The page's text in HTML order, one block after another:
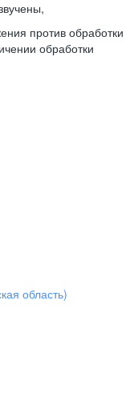
против обработки
обработки
область)